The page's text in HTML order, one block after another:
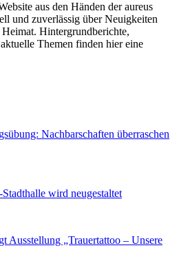
aus den Händen der aureus
und zuverlässig über Neuigkeiten
Hintergrundberichte,
Themen finden hier eine
Nachbarschaften überraschen
wird neugestaltet
Ausstellung „Trauertattoo – Unsere